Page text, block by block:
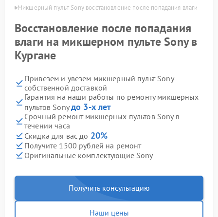
Микшерный пульт Sony восстановление после попадания влаги
Восстановление после попадания
влаги на микшерном пульте Sony в
Кургане
Привезем и увезем микшерный пульт Sony
собственной доставкой
Гарантия на наши работы по ремонту микшерных
пультов Sonyдо 3-х лет
Срочный ремонт микшерных пультов Sony в
течении часа
Скидка для вас до 20%
Получите 1500 рублей на ремонт
Оригинальные комплектующие Sony
Получить консультацию
Наши цены